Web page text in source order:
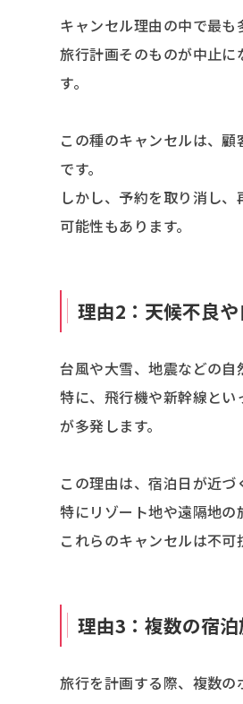
キャンセル理由の中で最も
旅行計画そのものが中止
す。
この種のキャンセルは、
です。
しかし、予約を取り消し
可能性もあります。
理由2：天候不良
台風や大雪、地震などの自
特に、飛行機や新幹線と
が多発します。
この理由は、宿泊日が近づ
特にリゾート地や遠隔地
これらのキャンセルは不可
理由3：複数の宿
旅行を計画する際、複数